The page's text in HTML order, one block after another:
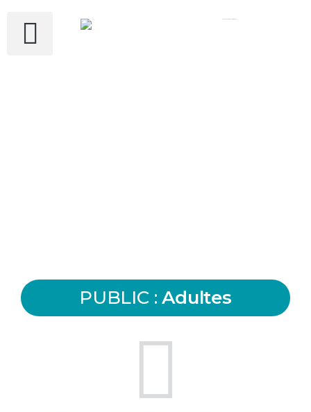
Conseils et
préparation à un
entretien de recrutement
PUBLIC :Adultes